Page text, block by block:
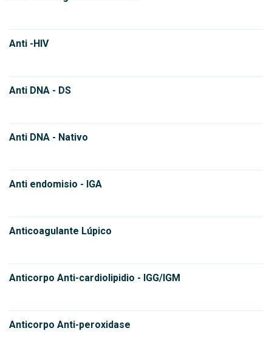
Anti -HIV
Anti DNA - DS
Anti DNA - Nativo
Anti endomisio - IGA
Anticoagulante Lúpico
Anticorpo Anti-cardiolipidio - IGG/IGM
Anticorpo Anti-peroxidase